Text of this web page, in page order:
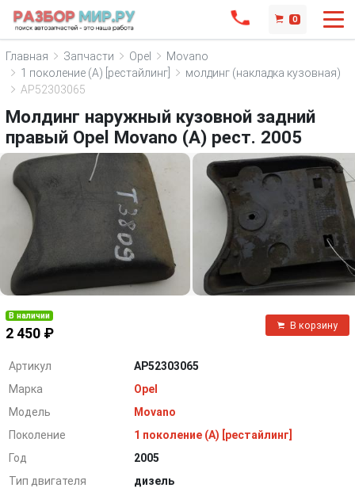
0
Главная Запчасти Opel
Movano
1 поколение (A) [рестайлинг]
молдинг (накладка кузовная)
AP52303065
Молдинг наружный кузовной задний
правый Opel Movano (A) рест. 2005
В наличии
2 450 ₽
В корзину
Артикул
AP52303065
Марка
Opel
Модель
Movano
Поколение
1 поколение (A) [рестайлинг]
Год
2005
Тип двигателя
дизель